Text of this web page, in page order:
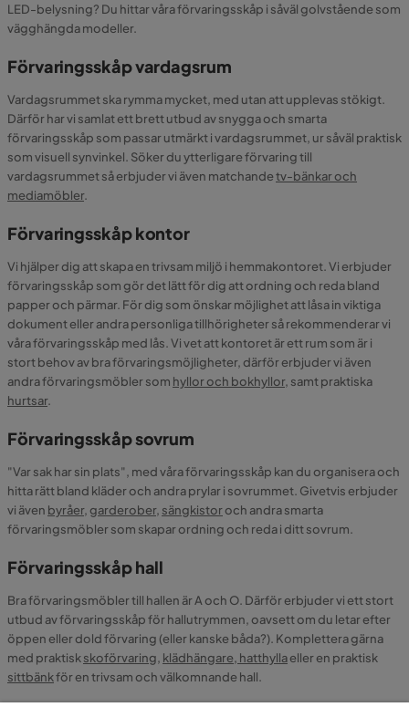
LED-belysning? Du hittar våra förvaringsskåp i såväl golvstående som
vägghängda modeller.
Förvaringsskåp vardagsrum
Vardagsrummet ska rymma mycket, med utan att upplevas stökigt.
Därför har vi samlat ett brett utbud av snygga och smarta
förvaringsskåp som passar utmärkt i vardagsrummet, ur såväl praktisk
som visuell synvinkel. Söker du ytterligare förvaring till
vardagsrummet så erbjuder vi även matchandetv-bänkar och
mediamöbler.
Förvaringsskåp kontor
Vi hjälper dig att skapa en trivsam miljö i hemmakontoret. Vi erbjuder
förvaringsskåp som gör det lätt för dig att ordning och reda bland
papper och pärmar. För dig som önskar möjlighet att låsa in viktiga
dokument eller andra personliga tillhörigheter så rekommenderar vi
våra förvaringsskåp med lås. Vi vet att kontoret är ett rum som är i
stort behov av bra förvaringsmöjligheter, därför erbjuder vi även
andra förvaringsmöbler som hyllor och bokhyllor, samt praktiska
hurtsar.
Förvaringsskåp sovrum
"Var sak har sin plats", med våra förvaringsskåp kan du organisera och
hitta rätt bland kläder och andra prylar i sovrummet. Givetvis erbjuder
vi även byråer,garderober, sängkistoroch andra smarta
förvaringsmöbler som skapar ordning och reda i ditt sovrum.
Förvaringsskåp hall
Bra förvaringsmöbler till hallen är A och O. Därför erbjuder vi ett stort
utbud av förvaringsskåp för hallutrymmen, oavsett om du letar efter
öppen eller dold förvaring (eller kanske båda?). Komplettera gärna
med praktiskskoförvaring, klädhängare, hatthyllaeller en praktisk
sittbänkför en trivsam och välkomnande hall.